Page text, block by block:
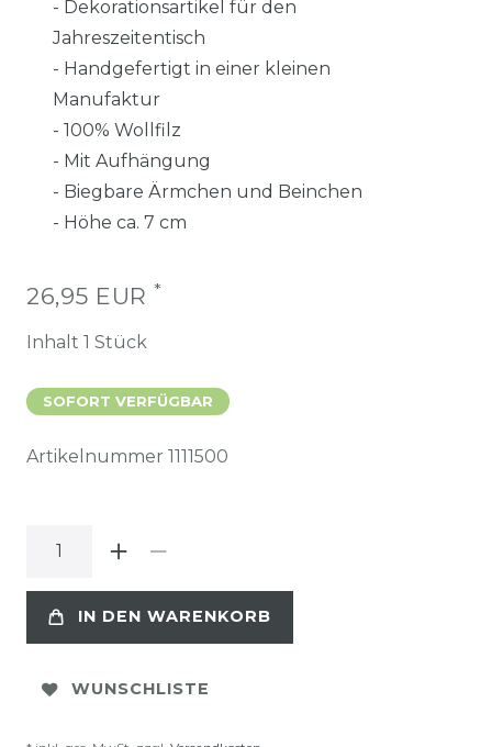
- Dekorationsartikel für den
Jahreszeitentisch
- Handgefertigt in einer kleinen
Manufaktur
- 100% Wollfilz
- Mit Aufhängung
- Biegbare Ärmchen und Beinchen
- Höhe ca. 7 cm
26,95 EUR *
Inhalt 1 Stück
SOFORT VERFÜGBAR
Artikelnummer 1111500
IN DEN WARENKORB
WUNSCHLISTE